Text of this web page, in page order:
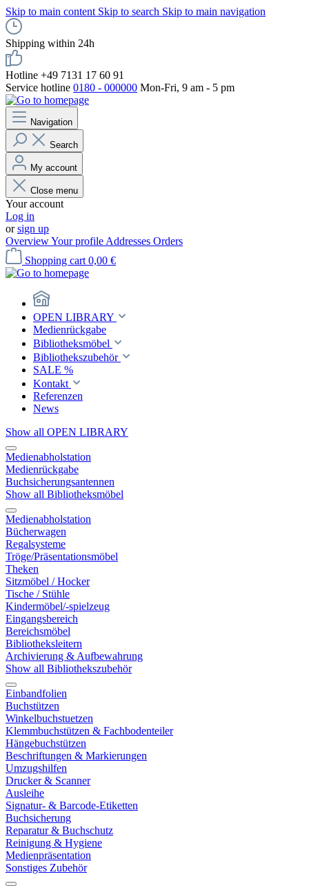
Skip to main content Skip to search Skip to main navigation
Shipping within 24h
Hotline +49 7131 17 60 91
Service hotline 0180 - 000000 Mon-Fri, 9 am - 5 pm
Navigation
Search
My account
Close menu
Your account
Log in
orsign up
OverviewYour profile Addresses Orders
Shopping cart 0,00 €
OPEN LIBRARY
Medienrückgabe
Bibliotheksmöbel
Bibliothekszubehör
SALE %
Kontakt
Referenzen
News
Show all OPEN LIBRARY
Medienabholstation
Medienrückgabe
Buchsicherungsantennen
Show all Bibliotheksmöbel
Medienabholstation
Bücherwagen
Regalsysteme
Tröge/Präsentationsmöbel
Theken
Sitzmöbel / Hocker
Tische / Stühle
Kindermöbel/-spielzeug
Eingangsbereich
Bereichsmöbel
Bibliotheksleitern
Archivierung & Aufbewahrung
Show all Bibliothekszubehör
Einbandfolien
Buchstützen
Winkelbuchstuetzen
Klemmbuchstützen & Fachbodenteiler
Hängebuchstützen
Beschriftungen & Markierungen
Umzugshilfen
Drucker & Scanner
Ausleihe
Signatur- & Barcode-Etiketten
Buchsicherung
Reparatur & Buchschutz
Reinigung & Hygiene
Medienpräsentation
Sonstiges Zubehör